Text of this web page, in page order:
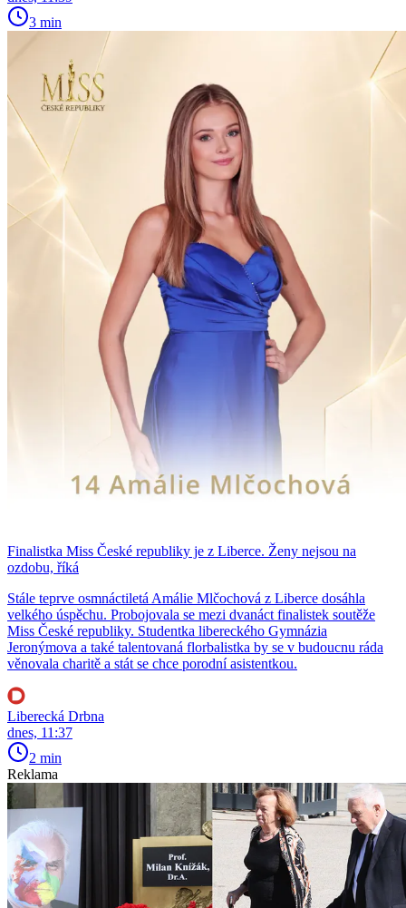
3 min
Finalistka Miss České republiky je z Liberce. Ženy nejsou na
ozdobu, říká
Stále teprve osmnáctiletá Amálie Mlčochová z Liberce dosáhla
velkého úspěchu. Probojovala se mezi dvanáct finalistek soutěže
Miss České republiky. Studentka libereckého Gymnázia
Jeronýmova a také talentovaná florbalistka by se v budoucnu ráda
věnovala charitě a stát se chce porodní asistentkou.
Liberecká Drbna
dnes, 11:37
2 min
Reklama